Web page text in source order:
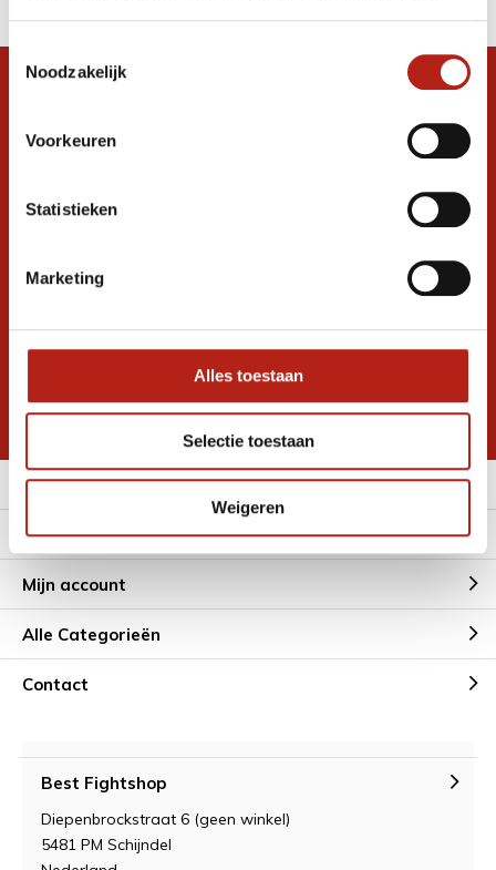
Toestemmingsselectie
Noodzakelijk
Voorkeuren
Statistieken
Marketing
Alles toestaan
Selectie toestaan
Weigeren
Stel je vraag in de chat, en we helpen je
graag verder. 24/7
Volg ons
promoties
* Lees hier de wettelijke beperkingen
Meer informatie
Klantenservice
Mijn account
Alle Categorieën
Contact
Best Fightshop
Diepenbrockstraat 6 (geen winkel)
5481 PM Schijndel